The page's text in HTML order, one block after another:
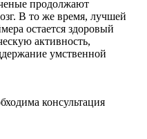
продолжают
В то же время, лучшей
остается здоровый
активность,
умственной
консультация